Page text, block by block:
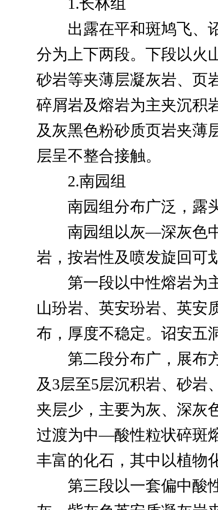
出露在平和斑鸠飞、诏
分为上下两段。下段以火
砂岩等夹薄层凝灰岩、页
碎屑岩及熔岩为主夹沉积
及灰黑色粉砂质页岩夹薄
层呈不整合接触。
2.南园组
南园组分布广泛，露头
南园组以灰—深灰色中
岩，按岩性及喷发旋回可
第一段以中性熔岩为主
山玢岩、英安玢岩、英安
布，厚度不稳定。诏安五
第二段分布广，展布方
及3层至5层沉积岩、砂岩
夹层少，主要为灰、深灰
过渡为中—酸性粒状碎斑
丰富的化石，其中以植物
第三段以一套偏中酸性